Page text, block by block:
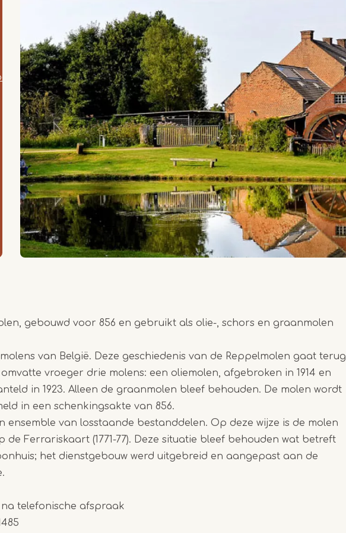
reppelmolen-
gebouwd voor 856 en gebruikt als olie-, schors en graanmolen
van België. Deze geschiedenis van de Reppelmolen gaat terug
omvatte vroeger drie molens: een oliemolen, afgebroken in 1914 en
in 1923. Alleen de graanmolen bleef behouden. De molen wordt
in een schenkingsakte van 856.
ensemble van losstaande bestanddelen. Op deze wijze is de molen
de Ferrariskaart (1771-77). Deze situatie bleef behouden wat betreft
het dienstgebouw werd uitgebreid en aangepast aan de
telefonische afspraak